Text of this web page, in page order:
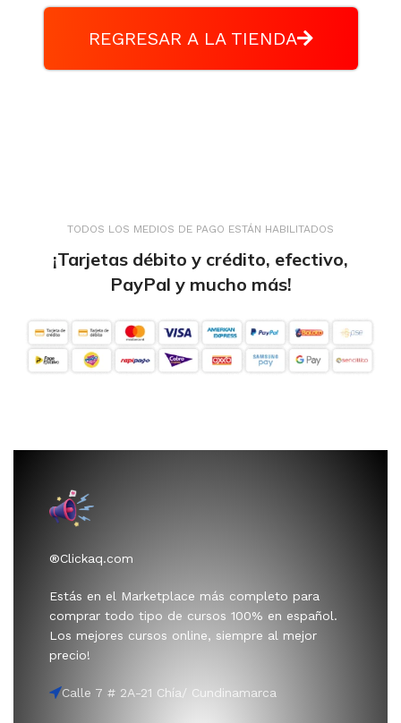
REGRESAR A LA TIENDA
TODOS LOS MEDIOS DE PAGO ESTÁN HABILITADOS
¡Tarjetas débito y crédito, efectivo,
PayPal y mucho más!
®Clickaq.com
Estás en el Marketplace más completo para
comprar todo tipo de cursos 100% en español.
Los mejores cursos online, siempre al mejor
precio!
Calle 7 # 2A-21 Chía/ Cundinamarca